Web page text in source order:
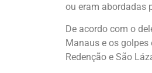
ou eram abordadas
De acordo com o
Manaus e os
Redenção e São